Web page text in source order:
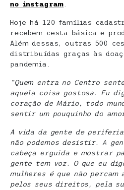
no instagram
Hoje há 120 famílias
recebem cesta básica e
Além dessas, outras 500
distribuídas graças às
pandemia.
“Quem entra no Centro
aquela coisa gostosa. Eu
coração de Mário, todo
sentir um pouquinho do
A vida da gente de
não podemos desistir. A
cabeça erguida e mostrar
gente tem voz. O que eu
mulheres é que não percam
pelos seus direitos, pela